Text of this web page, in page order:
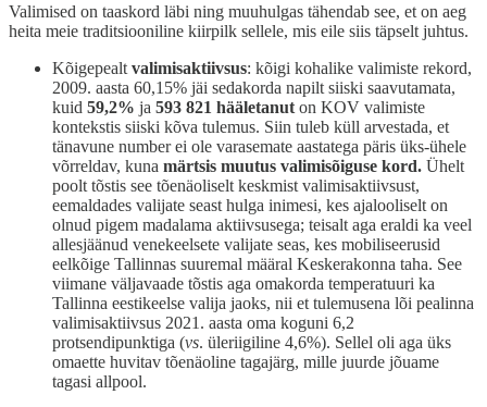
Valimised on taaskord läbi ning muuhulgas tähendab see, et on aeg
heita meie traditsiooniline kiirpilk sellele, mis eile siis täpselt juhtus.
Kõigepealt valimisaktiivsus: kõigi kohalike valimiste rekord,
2009. aasta 60,15% jäi sedakorda napilt siiski saavutamata,
kuid 59,2% ja 593 821 hääletanut on KOV valimiste
kontekstis siiski kõva tulemus. Siin tuleb küll arvestada, et
tänavune number ei ole varasemate aastatega päris üks-ühele
võrreldav, kuna märtsis muutus valimisõiguse kord. Ühelt
poolt tõstis see tõenäoliselt keskmist valimisaktiivsust,
eemaldades valijate seast hulga inimesi, kes ajalooliselt on
olnud pigem madalama aktiivsusega; teisalt aga eraldi ka veel
allesjäänud venekeelsete valijate seas, kes mobiliseerusid
eelkõige Tallinnas suuremal määral Keskerakonna taha. See
viimane väljavaade tõstis aga omakorda temperatuuri ka
Tallinna eestikeelse valija jaoks, nii et tulemusena lõi pealinna
valimisaktiivsus 2021. aasta oma koguni 6,2
protsendipunktiga (vs. üleriigiline 4,6%). Sellel oli aga üks
omaette huvitav tõenäoline tagajärg, mille juurde jõuame
tagasi allpool.